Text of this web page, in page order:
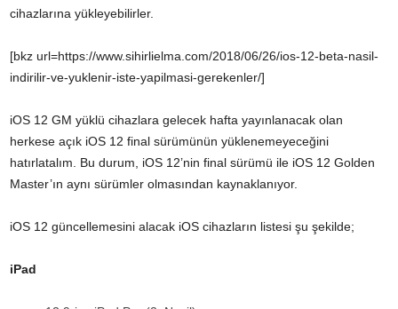
cihazlarına yükleyebilirler.
[bkz url=https://www.sihirlielma.com/2018/06/26/ios-12-beta-nasil-
indirilir-ve-yuklenir-iste-yapilmasi-gerekenler/]
iOS 12 GM yüklü cihazlara gelecek hafta yayınlanacak olan
herkese açık iOS 12 final sürümünün yüklenemeyeceğini
hatırlatalım. Bu durum, iOS 12’nin final sürümü ile iOS 12 Golden
Master’ın aynı sürümler olmasından kaynaklanıyor.
iOS 12 güncellemesini alacak iOS cihazların listesi şu şekilde;
iPad